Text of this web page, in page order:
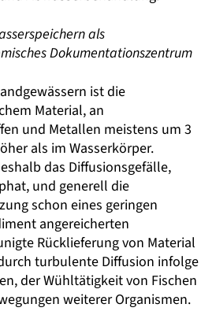
als
Dokumentationszentrum
ist die
Material, an
und Metallen meistens um 3
als im Wasserkörper.
das Diffusionsgefälle,
und generell die
schon eines geringen
angereicherten
Rücklieferung von Material
turbulente Diffusion infolge
der Wühltätigkeit von Fischen
weiterer Organismen.